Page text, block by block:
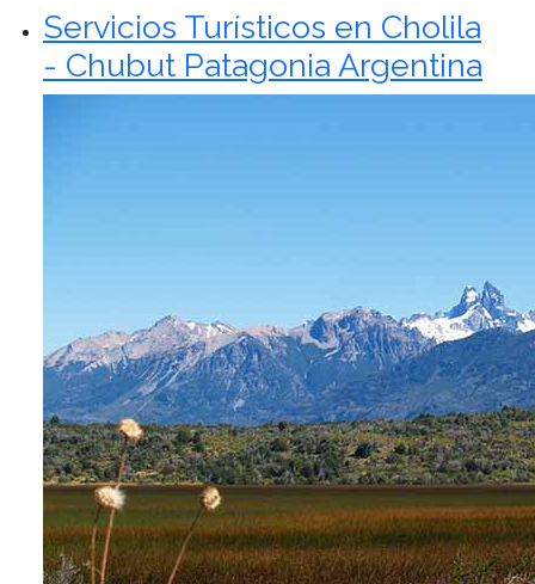
Servicios Turísticos en Cholila
- Chubut Patagonia Argentina